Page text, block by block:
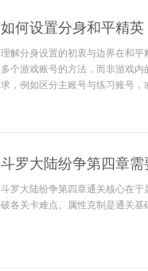
如何设置分身和平精
理解分身设置的初衷与边界在和
多个游戏账号的方法，而非游戏
求，例如区分主账号与练习账号，
斗罗大陆纷争第四章
斗罗大陆纷争第四章通关核心在
破各关卡难点。属性克制是通关